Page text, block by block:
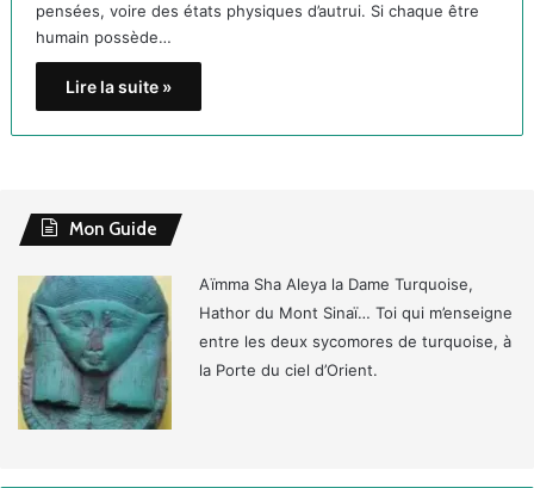
pensées, voire des états physiques d’autrui. Si chaque être
humain possède…
Lire la suite »
Mon Guide
Aïmma Sha Aleya la Dame Turquoise,
Hathor du Mont Sinaï… Toi qui m’enseigne
entre les deux sycomores de turquoise, à
la Porte du ciel d’Orient.